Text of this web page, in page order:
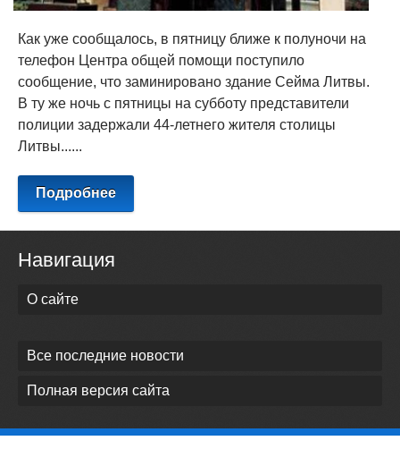
Как уже сообщалось, в пятницу ближе к полуночи на
телефон Центра общей помощи поступило
сообщение, что заминировано здание Сейма Литвы.
В ту же ночь с пятницы на субботу представители
полиции задержали 44-летнего жителя столицы
Литвы......
Подробнее
Навигация
О сайте
Все последние новости
Полная версия сайта